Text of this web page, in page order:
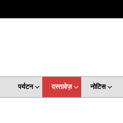
पर्यटन दस्तावेज़ नोटिस